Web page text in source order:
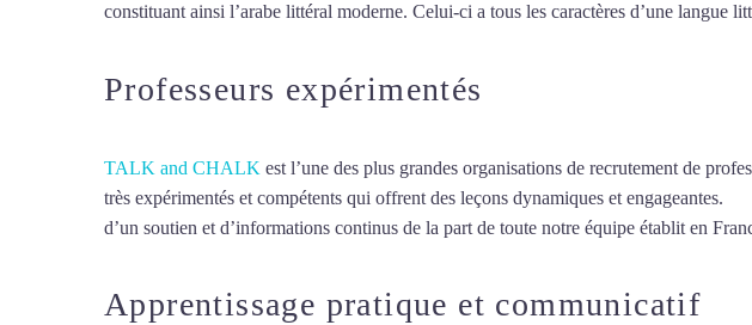
constituant ainsi l’arabe littéral moderne. Celui-ci a tous les caractères d’une langue
Professeurs expérimentés
TALK and CHALK est l’une des plus grandes organisations de recrutement de
très expérimentés et compétents qui offrent des leçons dynamiques et engageantes.
d’un soutien et d’informations continus de la part de toute notre équipe établit en
Apprentissage pratique et communicatif